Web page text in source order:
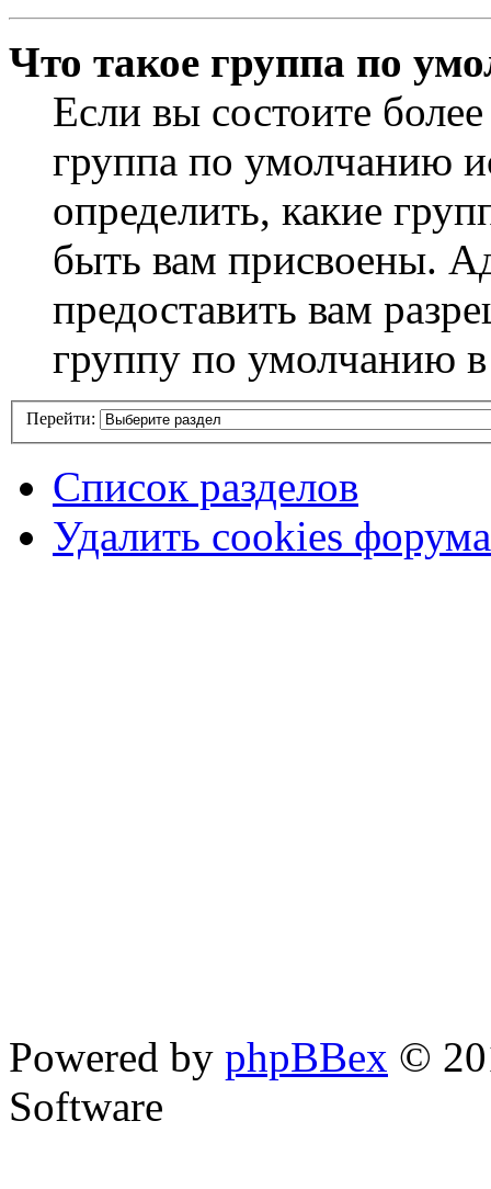
Что такое группа по
Если вы состоите
группа по умолчанию
определить, какие
быть вам присвоены.
предоставить вам
группу по умолчанию
Перейти:
Список разделов
Удалить cookies форума
Powered by phpBBex ©
Software